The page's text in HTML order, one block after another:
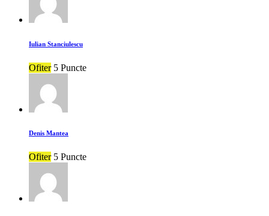
Iulian Stanciulescu
Ofiter 5 Puncte
Denis Mantea
Ofiter 5 Puncte